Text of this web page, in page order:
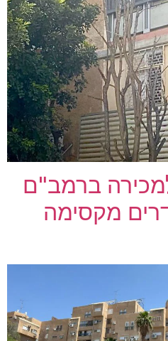
ברמב"ם
דירת 4 חדרים מקסימה